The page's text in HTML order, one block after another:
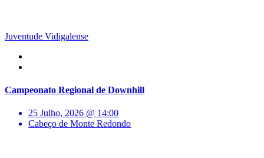
Juventude Vidigalense
Campeonato Regional de Downhill
25 Julho, 2026 @ 14:00
Cabeço de Monte Redondo